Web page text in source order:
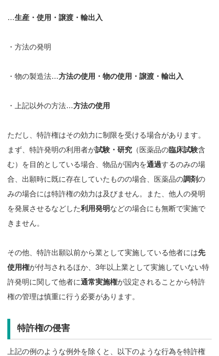
…生産・使用・譲渡・輸出入
・方法の発明
・物の製造法…方法の使用・物の使用・譲渡・輸出入
・上記以外の方法…方法の使用
ただし、特許権はその効力に制限を受ける場合があります。
まず、特許発明の利用者が試験・研究 （医薬品の臨床試験含
む）を目的としている場合、物品が国内を通過するのみの場
合、出願時に既に存在していたものの場合、医薬品の調剤の
みの場合には特許権の効力は及びません。また、他人の発明
を発展させるなどした利用発明などの場合にも無断で実施で
きません。
その他、特許出願以前から業として実施している他者には先
使用権が付与されるほか、3年以上業として実施していない特
許発明に関して他者に通常実施権が設定されることから特許
権の管理は慎重に行う必要があります。
特許権の侵害
上記の例のような例外を除くと、以下のような行為を特許権